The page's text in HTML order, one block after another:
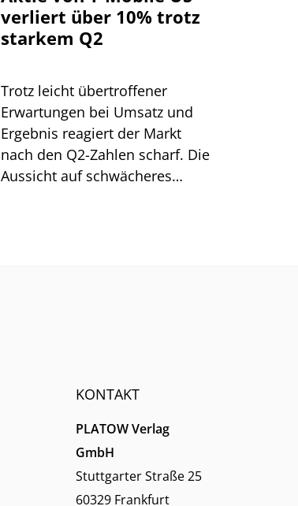
verliert über 10% trotz
starkem Q2
Trotz leicht übertroffener
Erwartungen bei Umsatz und
Ergebnis reagiert der Markt
nach den Q2-Zahlen scharf. Die
Aussicht auf schwächeres
KONTAKT
PLATOW Verlag
GmbH
Stuttgarter Straße 25
60329 Frankfurt